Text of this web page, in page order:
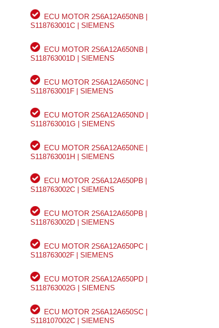
ECU MOTOR 2S6A12A650NB |
S118763001C | SIEMENS
ECU MOTOR 2S6A12A650NB |
S118763001D | SIEMENS
ECU MOTOR 2S6A12A650NC |
S118763001F | SIEMENS
ECU MOTOR 2S6A12A650ND |
S118763001G | SIEMENS
ECU MOTOR 2S6A12A650NE |
S118763001H | SIEMENS
ECU MOTOR 2S6A12A650PB |
S118763002C | SIEMENS
ECU MOTOR 2S6A12A650PB |
S118763002D | SIEMENS
ECU MOTOR 2S6A12A650PC |
S118763002F | SIEMENS
ECU MOTOR 2S6A12A650PD |
S118763002G | SIEMENS
ECU MOTOR 2S6A12A650SC |
S118107002C | SIEMENS